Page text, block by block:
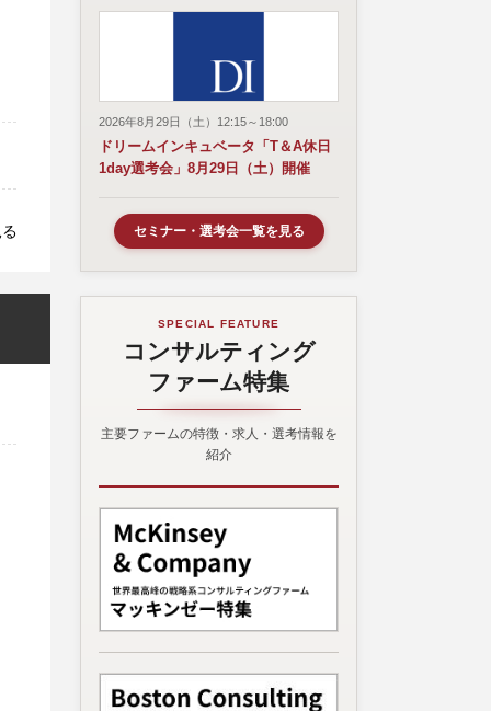
2026年8月29日（土）12:15～18:00
ドリームインキュベータ「T＆A休日
1day選考会」8月29日（土）開催
セミナー・選考会一覧を見る
SPECIAL FEATURE
コンサルティング
ファーム特集
主要ファームの特徴・求人・選考情報を
紹介